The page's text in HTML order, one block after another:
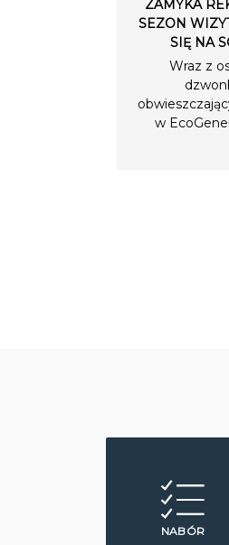
ZAMYKA
SEZON
SIĘ NA
Wraz z
w
NABÓR